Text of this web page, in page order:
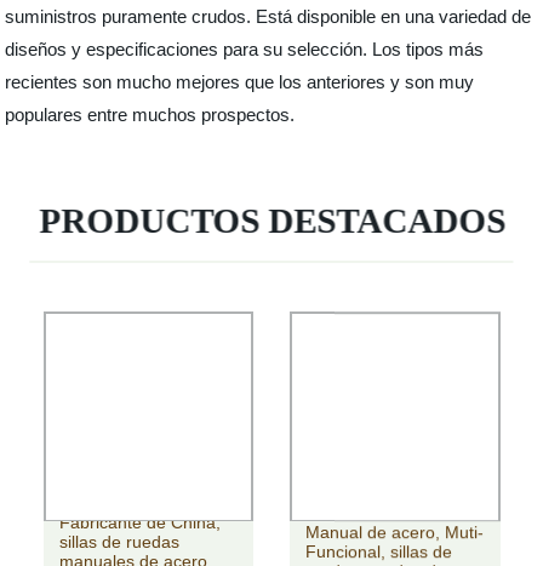
suministros puramente crudos. Está disponible en una variedad de
diseños y especificaciones para su selección. Los tipos más
recientes son mucho mejores que los anteriores y son muy
populares entre muchos prospectos.
PRODUCTOS DESTACADOS
Fabricante de China,
sillas de ruedas
manuales de acero
Manual de acero, Muti-
Funcional, sillas de